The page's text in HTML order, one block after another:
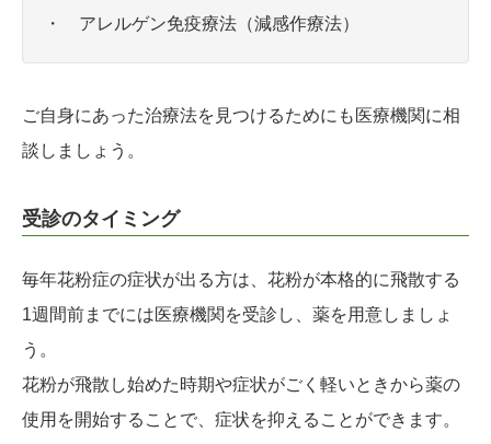
・ アレルゲン免疫療法（減感作療法）
ご自身にあった治療法を見つけるためにも医療機関に相
談しましょう。
受診のタイミング
毎年花粉症の症状が出る方は、花粉が本格的に飛散する
1週間前までには医療機関を受診し、薬を用意しましょ
う。
花粉が飛散し始めた時期や症状がごく軽いときから薬の
使用を開始することで、症状を抑えることができます。